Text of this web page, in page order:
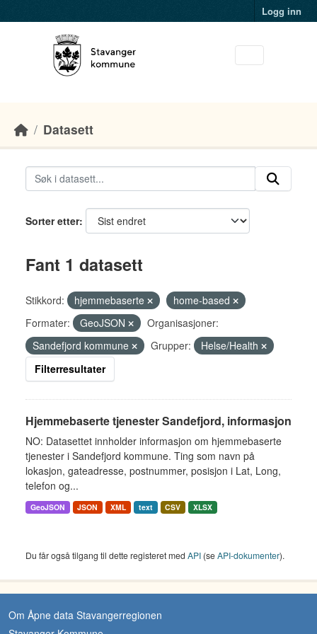
Logg inn
Datasett
Sorter etter
Fant 1 datasett
Stikkord: hjemmebaserte
home-based
Formater:
GeoJSON
Organisasjoner:
Sandefjord kommune
Grupper:
Helse/Health
Filterresultater
Hjemmebaserte tjenester Sandefjord, informasjon
NO: Datasettet innholder informasjon om hjemmebaserte
tjenester i Sandefjord kommune. Ting som navn på
lokasjon, gateadresse, postnummer, posisjon i Lat, Long,
telefon og...
GeoJSON JSON XML text CSV XLSX
Du får også tilgang til dette registeret med API (seAPI-dokumenter).
Om Åpne data Stavangerregionen